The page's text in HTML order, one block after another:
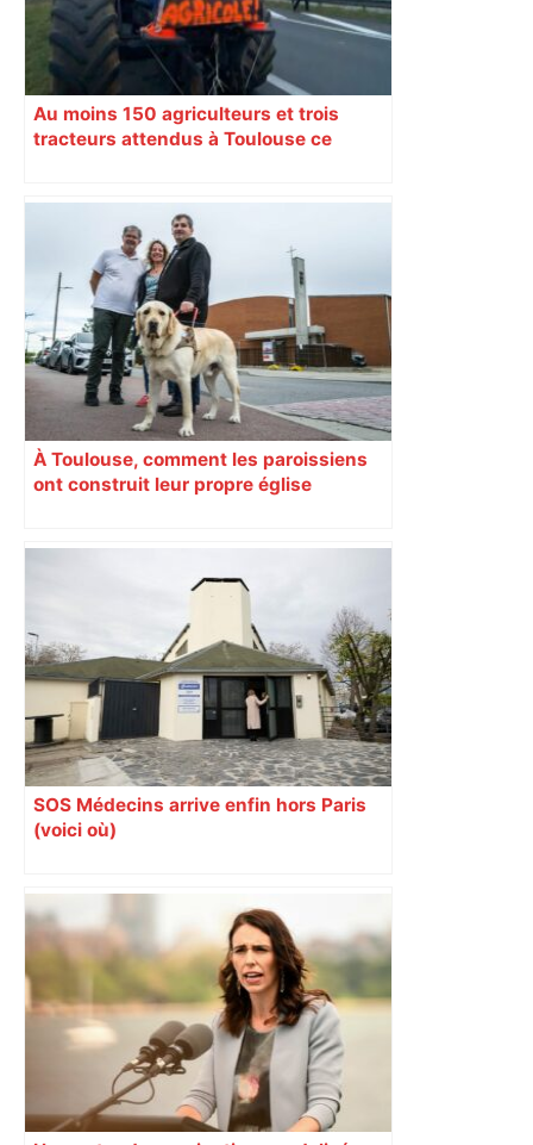
Au moins 150 agriculteurs et trois
tracteurs attendus à Toulouse ce
À Toulouse, comment les paroissiens
ont construit leur propre église
SOS Médecins arrive enfin hors Paris
(voici où)